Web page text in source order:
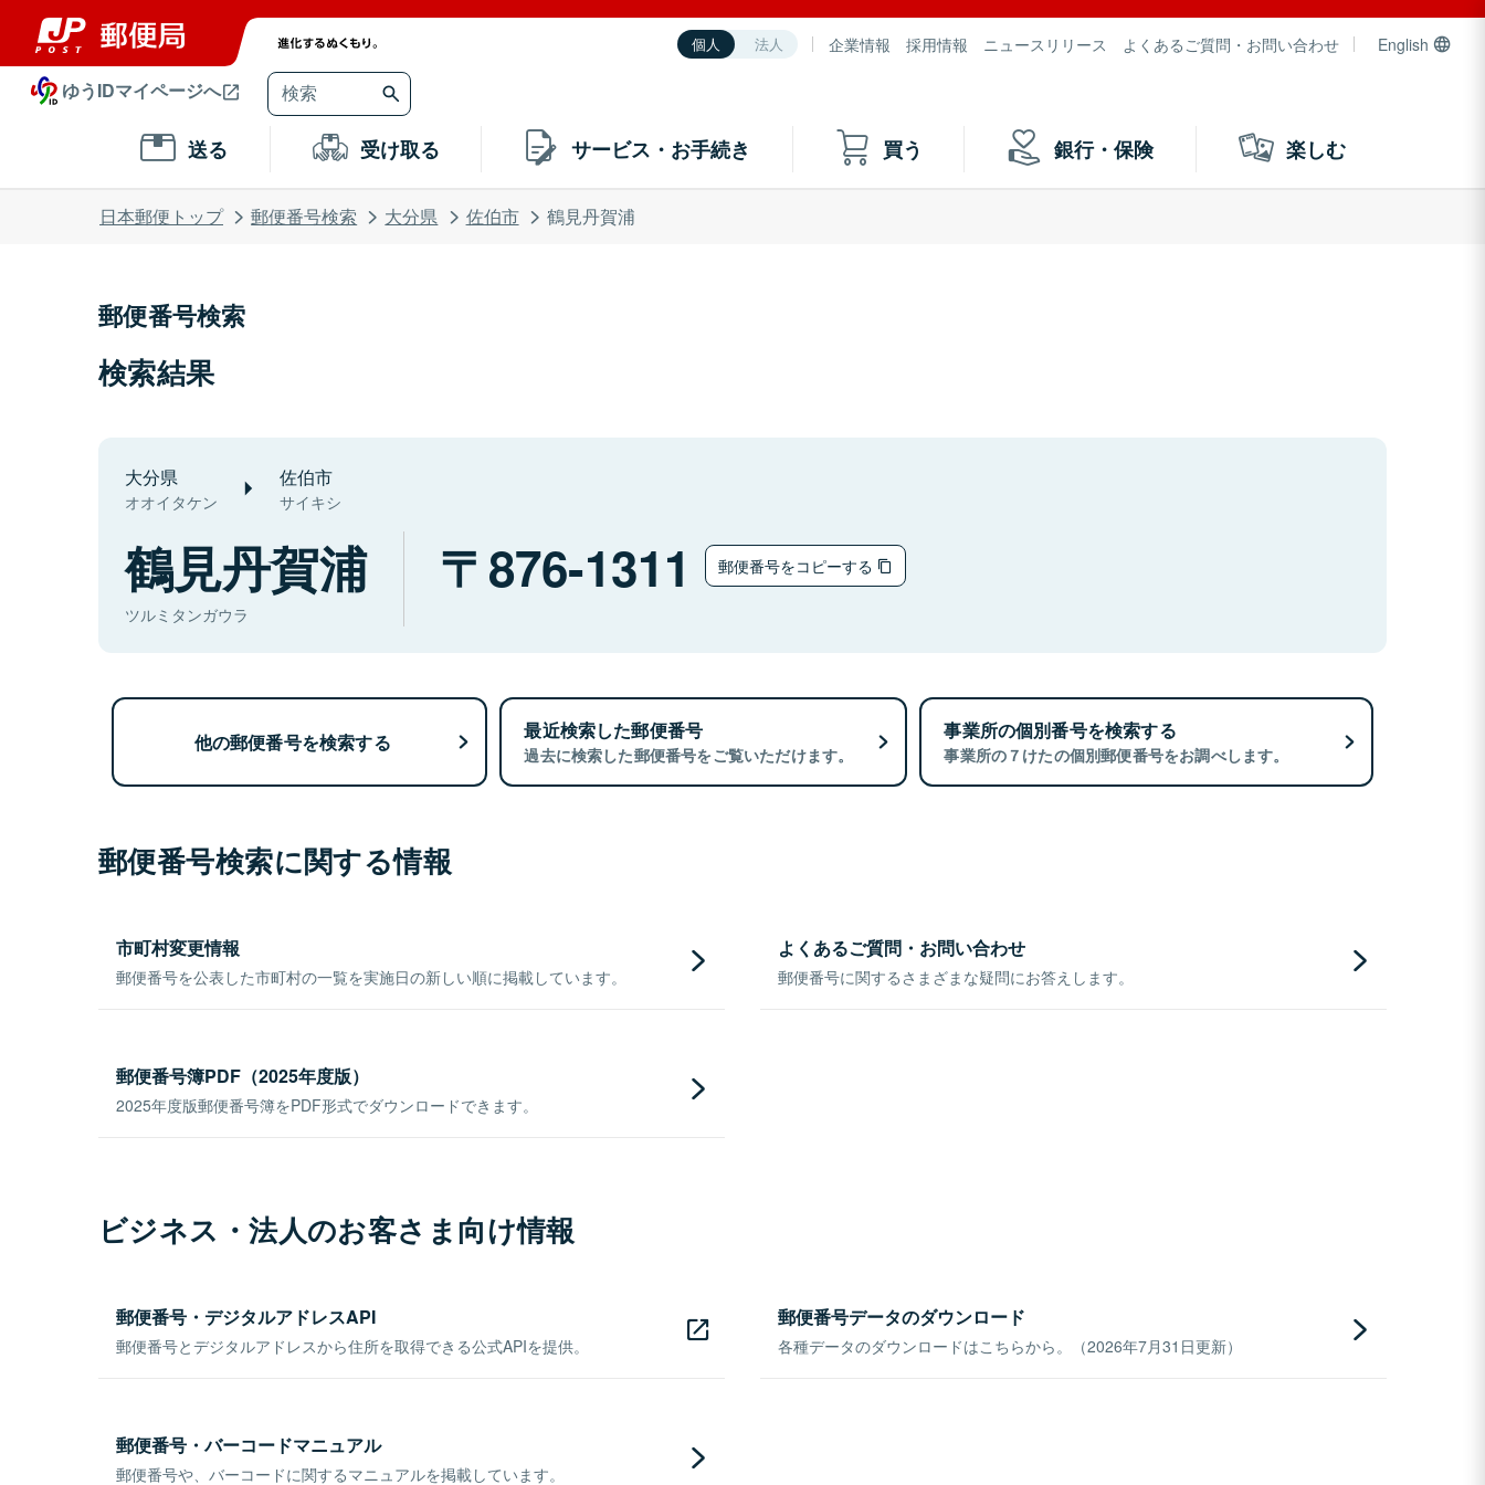
個人 法人 企業情報 採用情報 ニュースリリース よくあるご質問・お問い合わせ English
ゆうIDマイページへ
送る 受け取る サービス・お手続き 買う 銀行・保険 楽しむ
日本郵便トップ 郵便番号検索 大分県 佐伯市 鶴見丹賀浦
郵便番号検索
検索結果
大分県
オオイタケン
佐伯市
サイキシ
鶴見丹賀浦
ツルミタンガウラ
876-1311 郵便番号をコピーする
他の郵便番号を検索する 最近検索した郵便番号
過去に検索した郵便番号をご覧いただけます。
事業所の個別番号を検索する
事業所の７けたの個別郵便番号をお調べします。
郵便番号検索に関する情報
市町村変更情報
郵便番号を公表した市町村の一覧を実施日の新しい順に掲載しています。
よくあるご質問・お問い合わせ
郵便番号に関するさまざまな疑問にお答えします。
郵便番号簿PDF（2025年度版）
2025年度版郵便番号簿をPDF形式でダウンロードできます。
ビジネス・法人のお客さま向け情報
郵便番号・デジタルアドレスAPI
郵便番号とデジタルアドレスから住所を取得できる公式APIを提供。
郵便番号データのダウンロード
各種データのダウンロードはこちらから。（2026年7月31日更新）
郵便番号・バーコードマニュアル
郵便番号や、バーコードに関するマニュアルを掲載しています。